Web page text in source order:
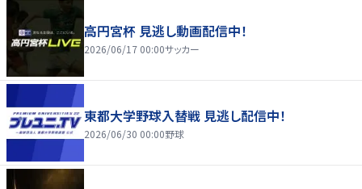
高円宮杯 見逃し動画配信中！
2026/06/17 00:00サッカー
東都大学野球入替戦 見逃し配信中！
2026/06/30 00:00野球